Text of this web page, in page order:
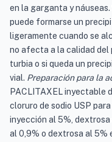
en la garganta y
puede formarse un
ligeramente cuando se
no afecta a la calidad del
turbia o si queda un
vial. Preparación para la
PACLITAXEL inyectable
cloruro de sodio USP
inyección al 5%,
al 0,9% o dextrosa al 5%